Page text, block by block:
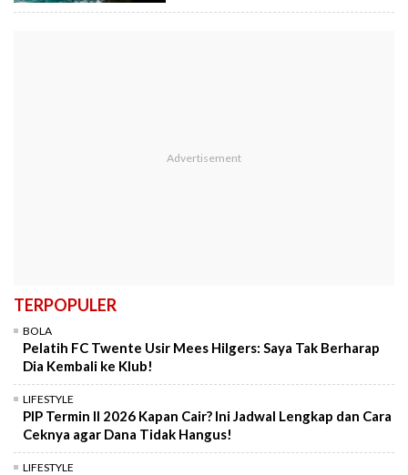
TERPOPULER
BOLA
Pelatih FC Twente Usir Mees Hilgers: Saya Tak Berharap
Dia Kembali ke Klub!
LIFESTYLE
PIP Termin II 2026 Kapan Cair? Ini Jadwal Lengkap dan Cara
Ceknya agar Dana Tidak Hangus!
LIFESTYLE